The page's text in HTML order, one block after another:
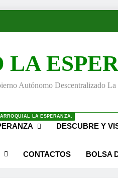
LA
Autónomo Descentralizado La
LA ESPERANZA.
DESCUBRE Y
CONTACTOS BOLSA